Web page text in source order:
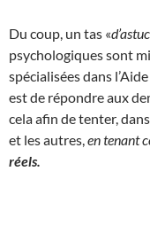
Du coup, un tas «
psychologiques sont
spécialisées dans
est de répondre aux
cela afin de tenter,
et les autres, en tenant
réels.